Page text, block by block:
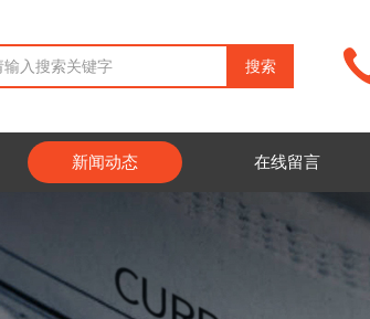
新闻动态 在线留言